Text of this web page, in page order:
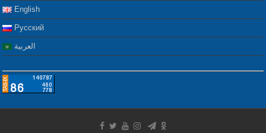
English
Русский
العربية